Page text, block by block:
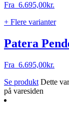
Fra 6.695,00kr.
+ Flere varianter
Patera
Fra 6.695,00kr.
Se produkt Dette
på varesiden